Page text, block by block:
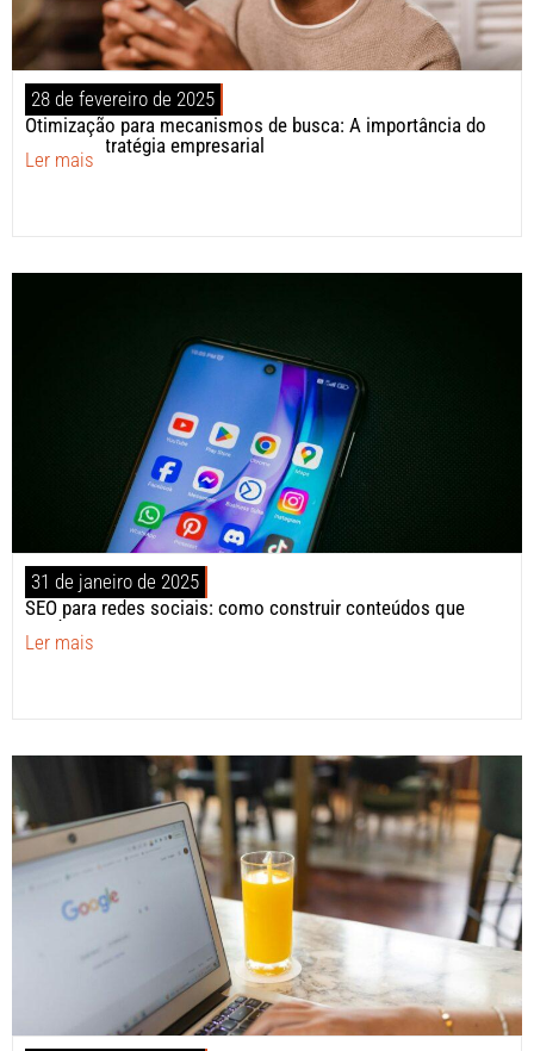
28 de fevereiro de 2025
Otimização para mecanismos de busca: A importância do
SEO na estratégia empresarial
Ler mais
31 de janeiro de 2025
SEO para redes sociais: como construir conteúdos que
vendem?
Ler mais